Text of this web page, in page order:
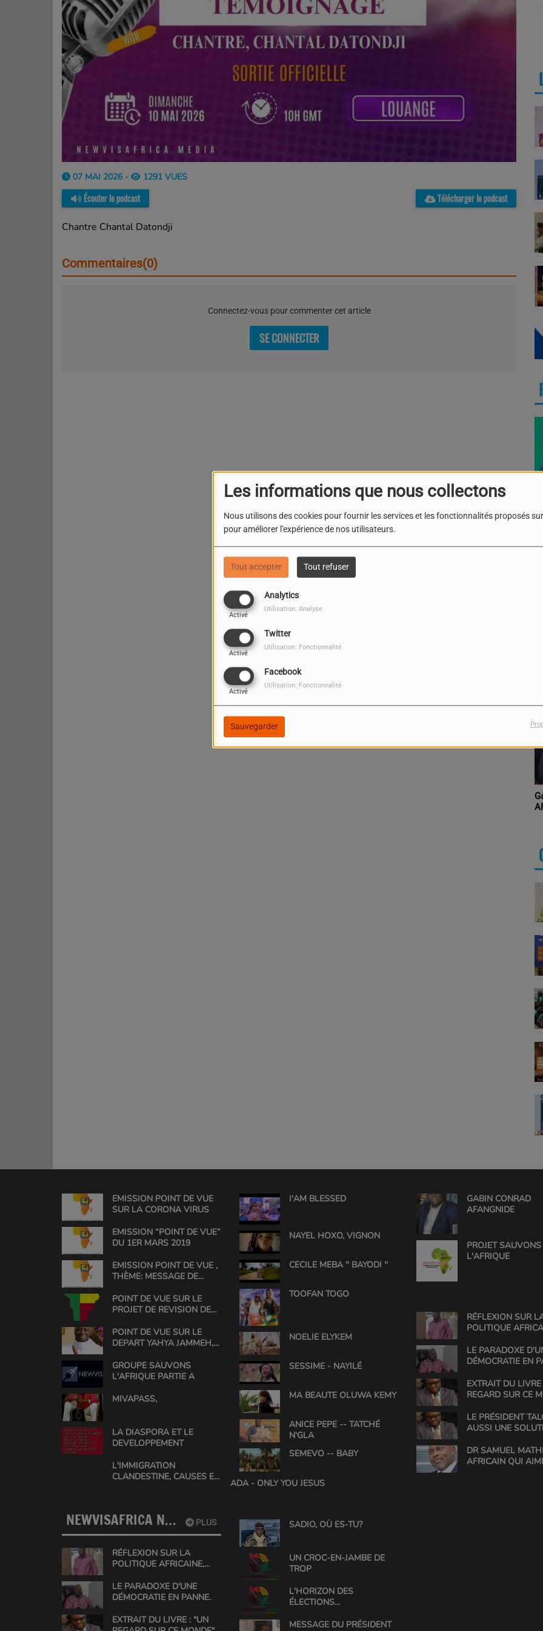
Les informations que nous collectons
Nous utilisons des cookies pour fournir les services et les fonctionnalités proposés
pour améliorer l'expérience de nos utilisateurs.
Tout accepter Tout refuser
Analytics
Activé
Utilisation: Analyse
Twitter
Activé
Utilisation: Fonctionnalité
Facebook
Activé
Utilisation: Fonctionnalité
Sauvegarder
07 MAI 2026 - 1291 VUES
Écouter le podcast Télécharger le podcast
Chantre Chantal Datondji
Commentaires(0)
Connectez-vous pour commenter cet article
SE CONNECTER
EMISSION POINT DE VUE
SUR LA CORONA VIRUS
EMISSION “POINT DE VUE”
DU 1ER MARS 2019
EMISSION POINT DE VUE ,
THÈME: MESSAGE DE
SOGLO
POINT DE VUE SUR LE
PROJET DE REVISION DE
BENIN
POINT DE VUE SUR LE
DEPART YAHYA JAMMEH,
GROUPE SAUVONS
L'AFRIQUE PARTIE A
MIVAPASS,
LA DIASPORA ET LE
DEVELOPPEMENT
L'IMMIGRATION
CLANDESTINE, CAUSES ET
PLUS
NEWVISAFRICA NEWS
RÉFLEXION SUR LA
POLITIQUE AFRICAINE,
CONRAD
LE PARADOXE D'UNE
DÉMOCRATIE EN PANNE.
EXTRAIT DU LIVRE : "UN
I'AM BLESSED
NAYEL HOXO, VIGNON
CECILE MEBA '' BAYODI ''
TOOFAN TOGO
NOELIE ELYKEM
SESSIME - NAYILÉ
MA BEAUTE OLUWA KEMY
ANICE PEPE -- TATCHÉ
N'GLA
SEMEVO -- BABY
ADA - ONLY YOU JESUS
SADIO, OÙ ES-TU?
UN CROC-EN-JAMBE DE
TROP
L'HORIZON DES
ÉLECTIONS
BÉNIN
MESSAGE DU PRÉSIDENT
GABIN CONRAD
AFANGNIDE
PROJET SAUVONS
L'AFRIQUE
RÉFLEXION SUR
POLITIQUE
CONRAD
LE PARADOXE
DÉMOCRATIE EN
EXTRAIT DU
REGARD SUR CE
LE PRÉSIDENT
AUSSI UNE
DR SAMUEL
AFRICAIN QUI